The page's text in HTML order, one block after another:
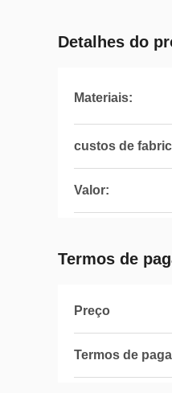
Detalhes do
Materiais:
custos de
Valor:
Termos de
Preço
Termos de